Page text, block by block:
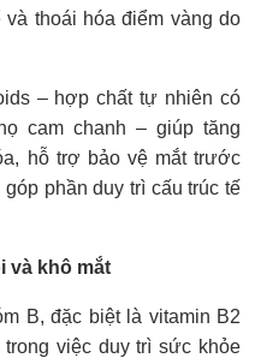
thoái hóa điểm vàng do
– hợp chất tự nhiên có
cam chanh – giúp tăng
hỗ trợ bảo vệ mắt trước
phần duy trì cấu trúc tế
và khô mắt
B, đặc biệt là vitamin B2
việc duy trì sức khỏe